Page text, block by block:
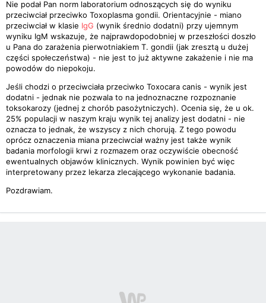
Nie podał Pan norm laboratorium odnoszących się do wyniku
przeciwciał przeciwko Toxoplasma gondii. Orientacyjnie - miano
przeciwciał w klasie IgG (wynik średnio dodatni) przy ujemnym
wyniku IgM wskazuje, że najprawdopodobniej w przeszłości doszło
u Pana do zarażenia pierwotniakiem T. gondii (jak zresztą u dużej
części społeczeństwa) - nie jest to już aktywne zakażenie i nie ma
powodów do niepokoju.
Jeśli chodzi o przeciwciała przeciwko Toxocara canis - wynik jest
dodatni - jednak nie pozwala to na jednoznaczne rozpoznanie
toksokarozy (jednej z chorób pasożytniczych). Ocenia się, że u ok.
25% populacji w naszym kraju wynik tej analizy jest dodatni - nie
oznacza to jednak, że wszyscy z nich chorują. Z tego powodu
oprócz oznaczenia miana przeciwciał ważny jest także wynik
badania morfologii krwi z rozmazem oraz oczywiście obecność
ewentualnych objawów klinicznych. Wynik powinien być więc
interpretowany przez lekarza zlecającego wykonanie badania.
Pozdrawiam.